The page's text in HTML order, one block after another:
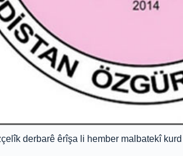
derbarê êrîşa li hember malbatekî